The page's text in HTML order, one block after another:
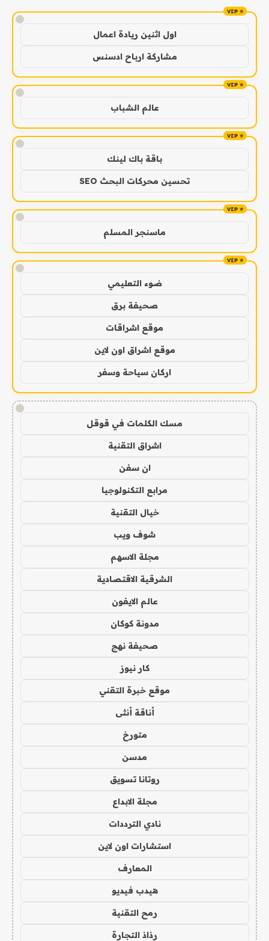
!
اول اثنين ريادة اعمال
مشاركة ارباح ادسنس
!
عالم الشباب
!
باقة باك لينك
تحسين محركات البحث SEO
!
ماسنجر المسلم
!
ضوء التعليمي
صحيفة برق
موقع اشراقات
موقع اشراق اون لاين
اركان سياحة وسفر
!
مسك الكلمات في قوقل
اشراق التقنية
ان سفن
مرابع التكنولوجيا
خيال التقنية
شوف ويب
مجلة الاسهم
الشرقية الاقتصادية
عالم الايفون
مدونة كوكان
صحيفة نهج
كار نيوز
موقع خبرة التقني
أناقة أنثى
متورخ
مدسن
روتانا تسويق
مجلة الابداع
نادي الترددات
استشارات اون لاين
المعارف
هيدب فيديو
رمح التقنية
رذاذ التجارة